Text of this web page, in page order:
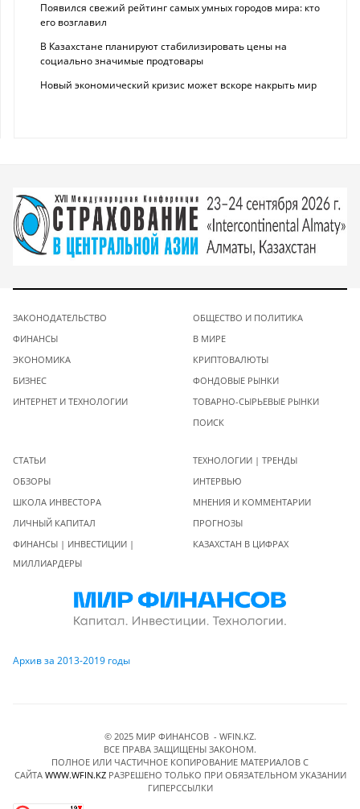
Появился свежий рейтинг самых умных городов мира: кто
его возглавил
В Казахстане планируют стабилизировать цены на
социально значимые продтовары
Новый экономический кризис может вскоре накрыть мир
ЗАКОНОДАТЕЛЬСТВО
ФИНАНСЫ
ЭКОНОМИКА
БИЗНЕС
ИНТЕРНЕТ И ТЕХНОЛОГИИ
ОБЩЕСТВО И ПОЛИТИКА
В МИРЕ
КРИПТОВАЛЮТЫ
ФОНДОВЫЕ РЫНКИ
ТОВАРНО-СЫРЬЕВЫЕ РЫНКИ
ПОИСК
СТАТЬИ
ОБЗОРЫ
ШКОЛА ИНВЕСТОРА
ЛИЧНЫЙ КАПИТАЛ
ФИНАНСЫ | ИНВЕСТИЦИИ |
МИЛЛИАРДЕРЫ
ТЕХНОЛОГИИ | ТРЕНДЫ
ИНТЕРВЬЮ
МНЕНИЯ И КОММЕНТАРИИ
ПРОГНОЗЫ
КАЗАХСТАН В ЦИФРАХ
Архив за 2013-2019 годы
© 2025 МИР ФИНАНСОВ - WFIN.KZ.
ВСЕ ПРАВА ЗАЩИЩЕНЫ ЗАКОНОМ.
ПОЛНОЕ ИЛИ ЧАСТИЧНОЕ КОПИРОВАНИЕ МАТЕРИАЛОВ C
САЙТА WWW.WFIN.KZРАЗРЕШЕНО ТОЛЬКО ПРИ ОБЯЗАТЕЛЬНОМ УКАЗАНИИ
ГИПЕРССЫЛКИ